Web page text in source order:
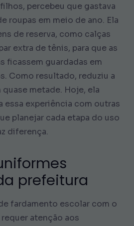
percebeu que gastava
roupas em meio de ano. Ela
de reserva, como calças
extra de tênis, para que as
ficassem guardadas em
Como resultado, reduziu a
metade. Hoje, ela
essa experiência com outras
planejar cada etapa do uso
diferença.
prefeitura
fardamento escolar com o
atenção aos